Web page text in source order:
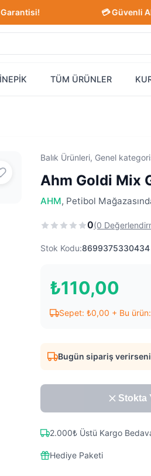
💳 Güvenli
TÜM ÜRÜNLER
Balık Ürünleri, Genel
Ahm Goldi Mix
AHM, Petibol
0(0
Stok Kodu:8699375330434
₺110,00
Sepet: ₺0,00 + Bu ürün:
Bugün sipariş
Stokta
2.000₺ Üstü Kargo
Hediye Paketi